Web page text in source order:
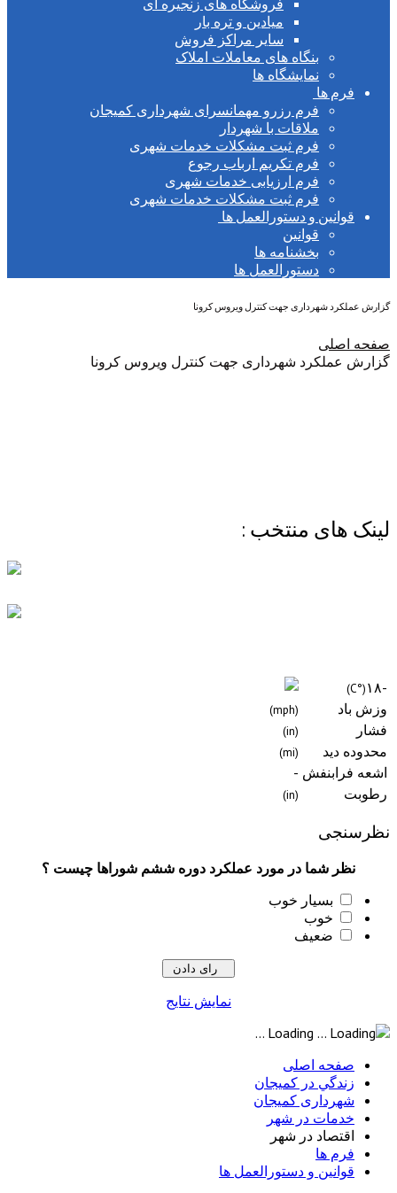
فروشگاه های زنجیره ای
میادین و تره بار
سایر مراکز فروش
بنگاه های معاملات املاک
نمایشگاه ها
فرم رزرو مهمانسرای شهرداری کمیجان
ملاقات با شهردار
فرم ثبت مشکلات خدمات شهری
فرم تکریم ارباب رجوع
فرم ارزیابی خدمات شهری
فرم ثبت مشکلات خدمات شهری
و دستورالعمل ها
بخشنامه ها
دستورالعمل ها
جهت کنترل ویروس کرونا
شهرداری جهت کنترل ویروس کرونا
منتخب :
(mph)
(in)
(mi)
-
(in)
در مورد عملکرد دوره ششم شوراها چیست ؟
خوب
Loading ...
اصلی
در كميجان
کمیجان
در شهر
در شهر
و دستورالعمل ها